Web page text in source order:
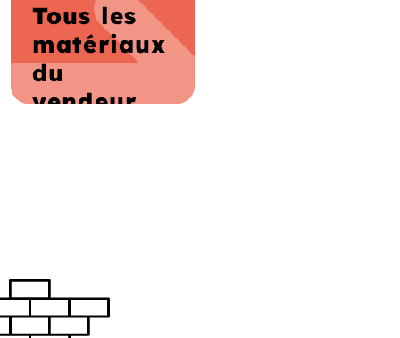
Tous les
matériaux
du
vendeur